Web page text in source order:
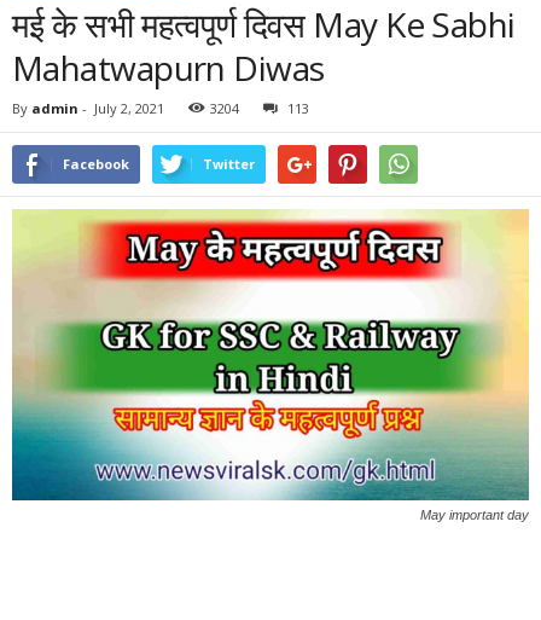
मई के सभी महत्वपूर्ण दिवस May Ke Sabhi
Mahatwapurn Diwas
By admin - July 2, 2021 3204 113
Facebook Twitter
May important day